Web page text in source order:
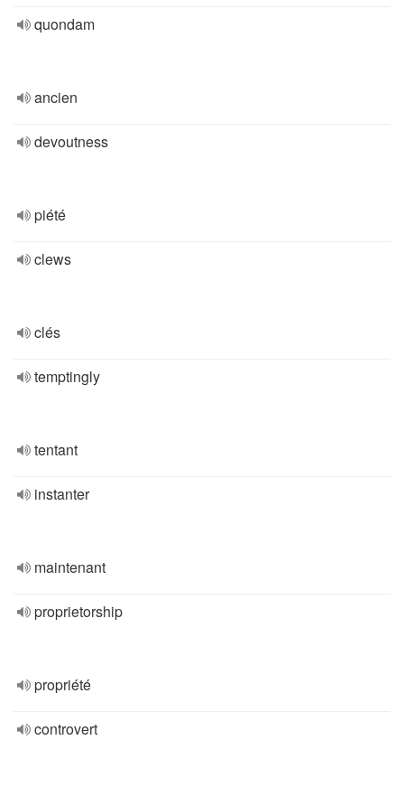
quondam
ancien
devoutness
piété
clews
clés
temptingly
tentant
instanter
maintenant
proprietorship
propriété
controvert